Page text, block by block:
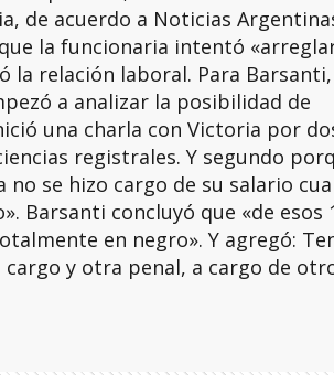
de acuerdo a Noticias
la funcionaria intentó
la relación laboral. Para
a analizar la posibilidad de
una charla con Victoria por
registrales. Y segundo
se hizo cargo de su salario
Barsanti concluyó que «de esos
en negro». Y agregó:
y otra penal, a cargo de